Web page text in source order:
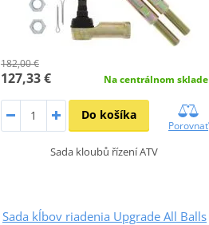
182,00 €
127,33 € Na centrálnom sklade
Do košíka
Porovnať
Sada kloubů řízení ATV
Sada kĺbov riadenia Upgrade All Balls